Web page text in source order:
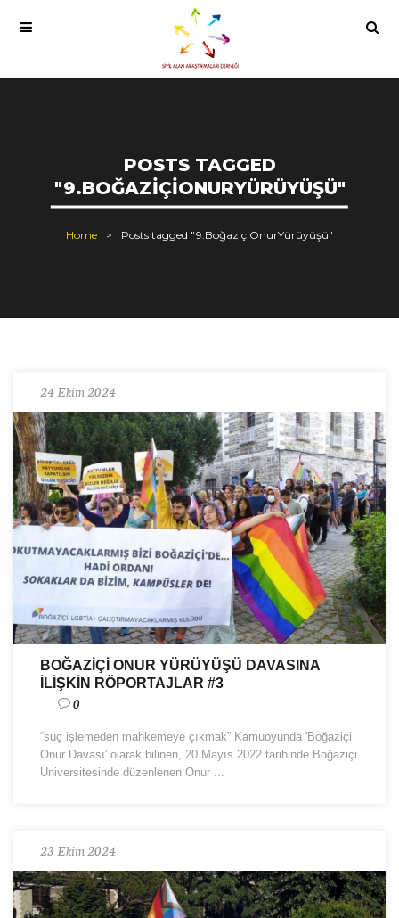
POSTS TAGGED
"9.BOĞAZIÇIONURYÜRÜYÜŞÜ"
Home Posts tagged "9.BoğaziçiOnurYürüyüşü"
24 Ekim 2024
BOĞAZİÇİ ONUR YÜRÜYÜŞÜ DAVASINA
İLİŞKİN RÖPORTAJLAR #3
0
“suç işlemeden mahkemeye çıkmak” Kamuoyunda 'Boğaziçi
Onur Davası' olarak bilinen, 20 Mayıs 2022 tarihinde Boğaziçi
Üniversitesinde düzenlenen Onur ...
23 Ekim 2024